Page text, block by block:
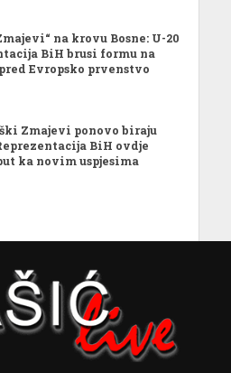
na krovu Bosne: U-20
BiH brusi formu na
Evropsko prvenstvo
Zmajevi ponovo biraju
BiH ovdje
ka novim uspjesima